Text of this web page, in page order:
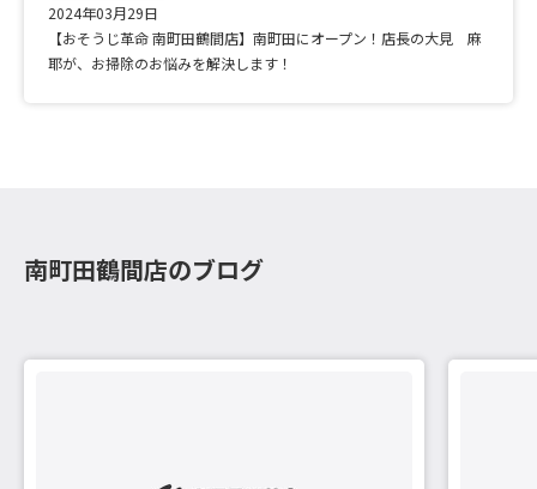
2024年03月29日
【おそうじ革命 南町田鶴間店】南町田にオープン！店長の大見 麻
耶が、お掃除のお悩みを解決します！
南町田鶴間店のブログ